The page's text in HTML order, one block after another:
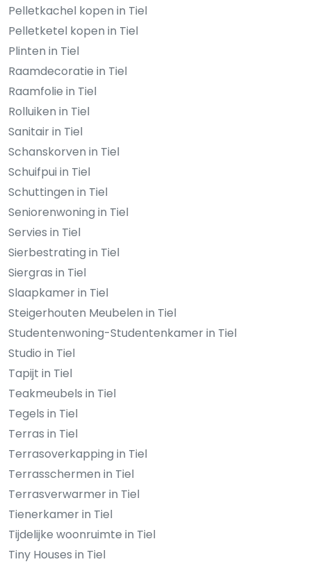
Pelletkachel kopen in Tiel
Pelletketel kopen in Tiel
Plinten in Tiel
Raamdecoratie in Tiel
Raamfolie in Tiel
Rolluiken in Tiel
Sanitair in Tiel
Schanskorven in Tiel
Schuifpui in Tiel
Schuttingen in Tiel
Seniorenwoning in Tiel
Servies in Tiel
Sierbestrating in Tiel
Siergras in Tiel
Slaapkamer in Tiel
Steigerhouten Meubelen in Tiel
Studentenwoning-Studentenkamer in Tiel
Studio in Tiel
Tapijt in Tiel
Teakmeubels in Tiel
Tegels in Tiel
Terras in Tiel
Terrasoverkapping in Tiel
Terrasschermen in Tiel
Terrasverwarmer in Tiel
Tienerkamer in Tiel
Tijdelijke woonruimte in Tiel
Tiny Houses in Tiel